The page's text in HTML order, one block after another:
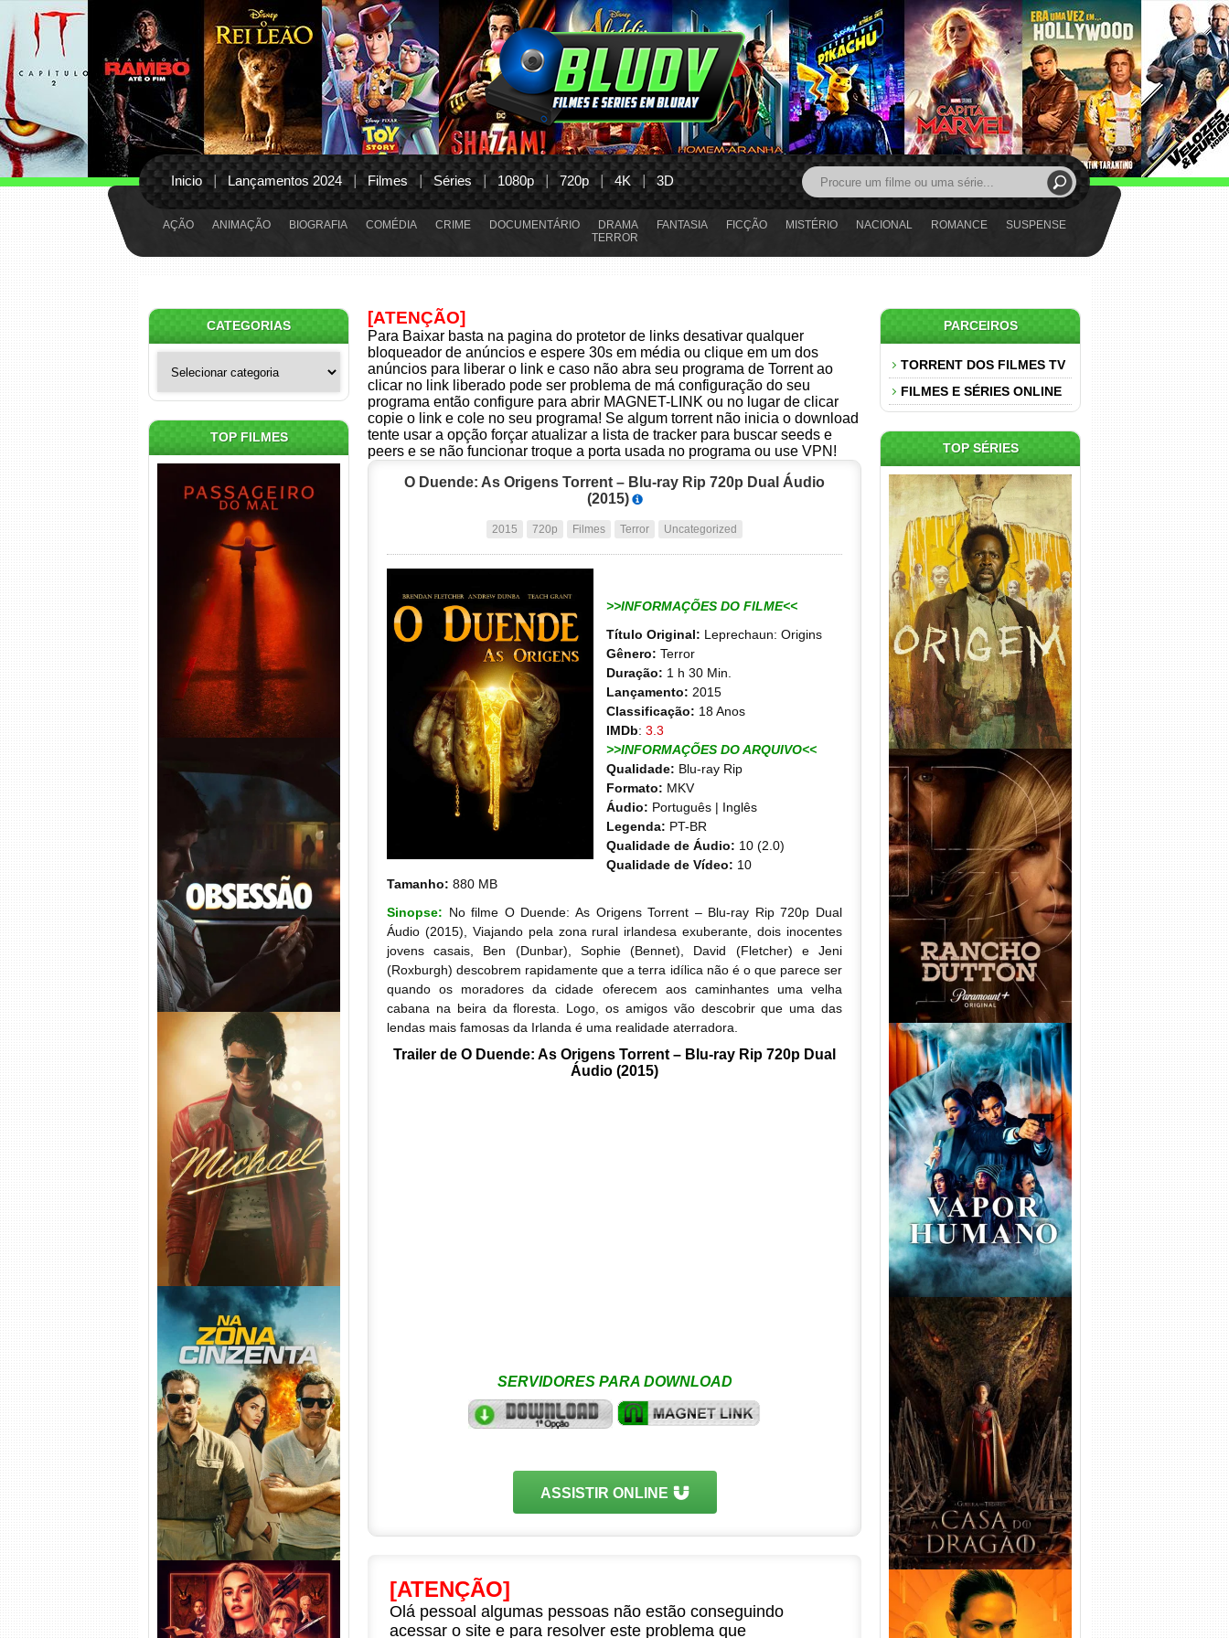
Inicio Lançamentos 2024 Filmes Séries 1080p 720p 4K 3D
AÇÃO ANIMAÇÃO BIOGRAFIA COMÉDIA CRIME DOCUMENTÁRIO DRAMA FANTASIA FICÇÃO MISTÉRIO NACIONAL ROMANCE
SUSPENSE
TERROR
[ATENÇÃO]
Para Baixar basta na pagina do protetor de links desativar qualquer
bloqueador de anúncios e espere 30s em média ou clique em um dos
anúncios para liberar o link e caso não abra seu programa de Torrent ao
clicar no link liberado pode ser problema de má configuração do seu
programa então configure para abrir MAGNET-LINK ou no lugar de clicar
copie o link e cole no seu programa! Se algum torrent não inicia o download
tente usar a opção forçar atualizar a lista de tracker para buscar seeds e
peers e se não funcionar troque a porta usada no programa ou use VPN!
O Duende: As Origens Torrent – Blu-ray Rip 720p Dual Áudio
(2015)
2015 720p Filmes Terror Uncategorized
>>INFORMAÇÕES DO FILME<<
Título Original: Leprechaun: Origins
Gênero: Terror
Duração: 1 h 30 Min.
Lançamento: 2015
Classificação: 18 Anos
IMDb: 3.3
>>INFORMAÇÕES DO ARQUIVO<<
Qualidade: Blu-ray Rip
Formato: MKV
Áudio: Português | Inglês
Legenda: PT-BR
Qualidade de Áudio: 10 (2.0)
Qualidade de Vídeo: 10
Tamanho: 880 MB
Sinopse: No filme O Duende: As Origens Torrent – Blu-ray Rip 720p Dual
Áudio (2015), Viajando pela zona rural irlandesa exuberante, dois inocentes
jovens casais, Ben (Dunbar), Sophie (Bennet), David (Fletcher) e Jeni
(Roxburgh) descobrem rapidamente que a terra idílica não é o que parece ser
quando os moradores da cidade oferecem aos caminhantes uma velha
cabana na beira da floresta. Logo, os amigos vão descobrir que uma das
lendas mais famosas da Irlanda é uma realidade aterradora.
Trailer de O Duende: As Origens Torrent – Blu-ray Rip 720p Dual
Áudio (2015)
SERVIDORES PARA DOWNLOAD
ASSISTIR ONLINE
[ATENÇÃO]
Olá pessoal algumas pessoas não estão conseguindo
acessar o site e para resolver este problema que
CATEGORIAS
TOP FILMES
Passageiro do Mal Torrent
(2026) WEB-DL 1080p Dual
Áudio
Obsessão Torrent (2026)
WEB-DL 1080p/4K Dual
Áudio
Michael Torrent (2026) WEB-
DL 1080p/4K Dual Áudio
Na Zona Cinzenta Torrent
(2026) WEB-DL 1080p/4K
Dual Áudio
PARCEIROS
TORRENT DOS FILMES TV
FILMES E SÉRIES ONLINE
TOP SÉRIES
Origem 4ª Temporada Torrent
(2026) WEB-DL 1080p/4K
Dual Áudio
Rancho Dutton 1ª
Temporada Torrent (2026)
WEB-DL 1080p Dual Áudio
Vapor Humano 1ª Temporada
Torrent (2026) WEB-DL 1080p
Dual Áudio
A Casa do Dragão 1ª
Temporada Torrent (2022)
WEB-DL 720p/1080p Dual
Áudio